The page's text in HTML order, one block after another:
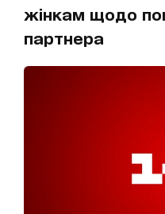
жінкам щодо
партнера